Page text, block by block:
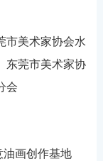
市美术家协会水
东莞市美术家协
会
画创作基地